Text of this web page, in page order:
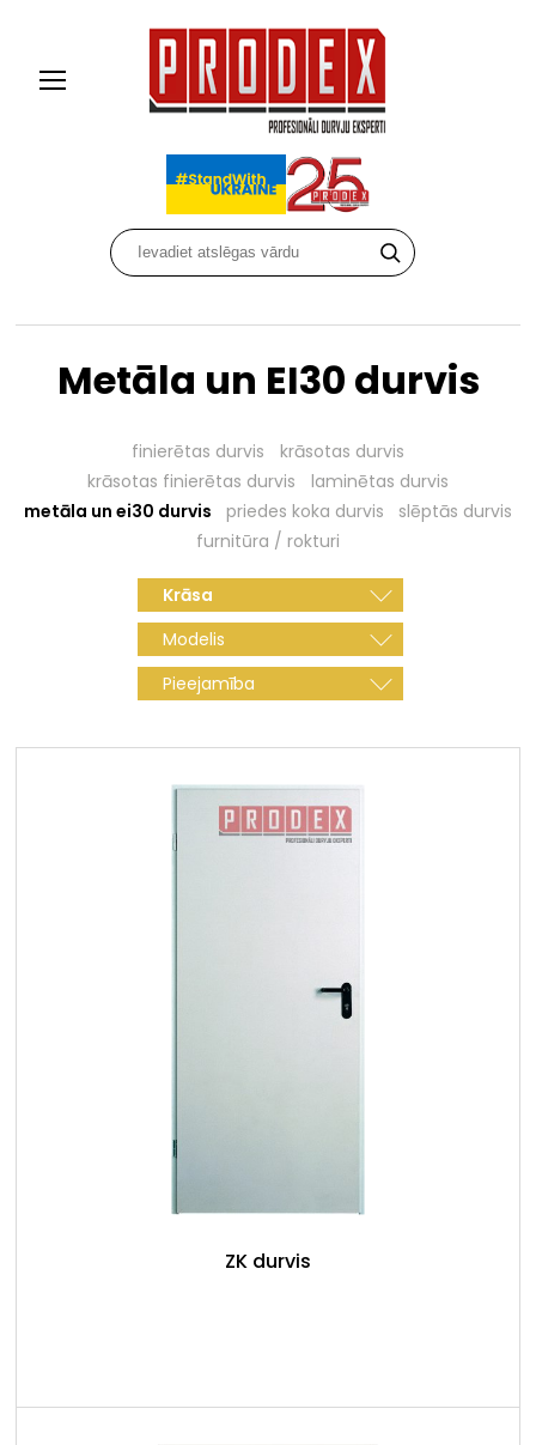
Metāla un EI30 durvis
finierētas durvis
krāsotas durvis
krāsotas finierētas durvis
laminētas durvis
metāla un ei30 durvis
priedes koka durvis
slēptās durvis
furnitūra / rokturi
Krāsa
Modelis
Pieejamība
ZK durvis